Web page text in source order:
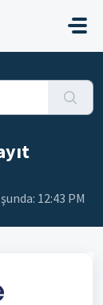
12:43 PM